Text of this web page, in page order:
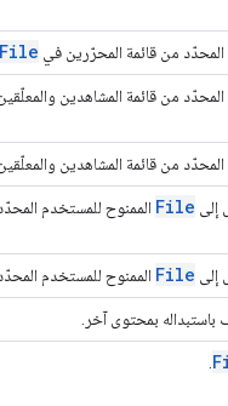
من قائمة المحرّرين في File
من قائمة المشاهدين
من قائمة المشاهدين
File الممنوح للمستخدم
File الممنوح للمستخدم
بمحتوى آخر.